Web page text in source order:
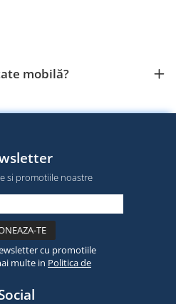
mobilă?
si promotiile noastre
cu promotiile
multe in Politica de